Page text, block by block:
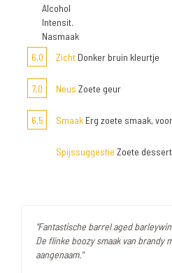
Alcohol
Intensit.
Nasmaak
6,0
Zicht Donker bruin kleurtje
7,0 Neus Zoete geur
6,5 Smaak Erg zoete smaak,
Spijssuggestie Zoete dessert
"Fantastische barrel aged
De flinke boozy smaak van brandy
aangenaam."